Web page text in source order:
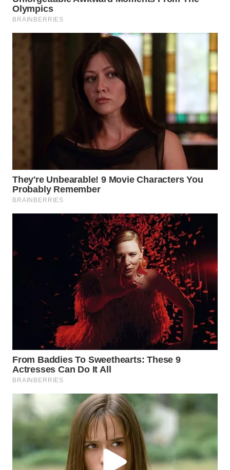
Wahana
Media
WAHANA
WAHANA
INFRASTRUKTUR
WAHANA
TRAVEL
WAHANANEWS
ID
WAHANANEWS
CO ID
NET